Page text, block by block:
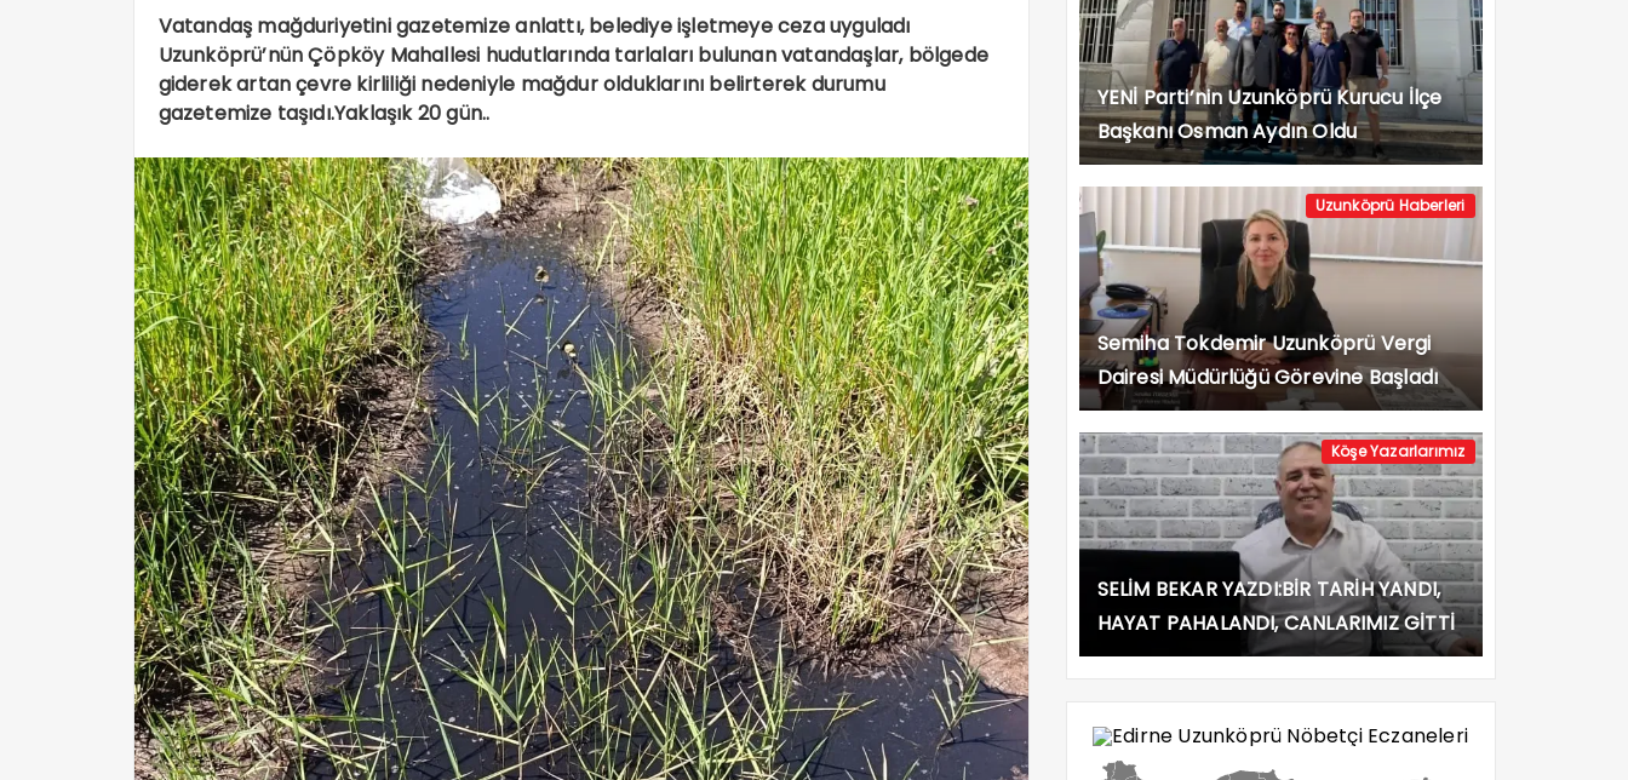
Vatandaş mağduriyetini gazetemize anlattı, belediye işletmeye ceza uyguladı
Uzunköprü’nün Çöpköy Mahallesi hudutlarında tarlaları bulunan vatandaşlar, bölgede
giderek artan çevre kirliliği nedeniyle mağdur olduklarını belirterek durumu
gazetemize taşıdı.Yaklaşık 20 gün..
YENİ Parti’nin Uzunköprü Kurucu İlçe
Başkanı Osman Aydın Oldu
Uzunköprü Haberleri
Semiha Tokdemir Uzunköprü Vergi
Dairesi Müdürlüğü Görevine Başladı
Köşe Yazarlarımız
SELİM BEKAR YAZDI:BİR TARİH YANDI,
HAYAT PAHALANDI, CANLARIMIZ GİTTİ